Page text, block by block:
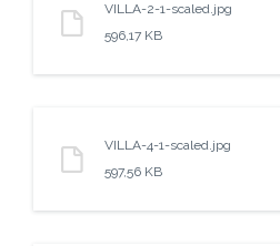
VILLA-2-1-scaled.jpg
596,17 KB
VILLA-4-1-scaled.jpg
597,56 KB